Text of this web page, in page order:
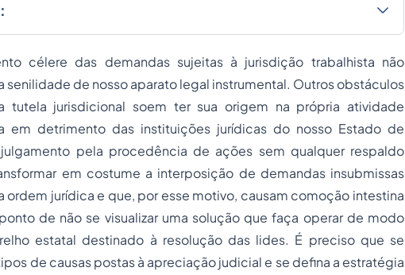
célere das demandas sujeitas à jurisdição trabalhista não
senilidade de nosso aparato legal instrumental. Outros obstáculos
tutela jurisdicional soem ter sua origem na própria atividade
em detrimento das instituições jurídicas do nosso Estado de
pela procedência de ações sem qualquer respaldo
em costume a interposição de demandas insubmissas
ordem jurídica e que, por esse motivo, causam comoção intestina
de não se visualizar uma solução que faça operar de modo
estatal destinado à resolução das lides. É preciso que se
de causas postas à apreciação judicial e se defina a estratégia